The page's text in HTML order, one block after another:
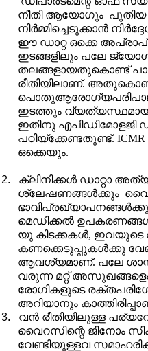
നീതി ആയോഗും പുതിയ
നിർമ്മിച്ചെടുക്കാൻ
ഈ ഡാറ്റ ഒക്കെ
ഇടങ്ങളിലും പലേ
തലങ്ങളായതുകൊണ്ട്
രീതിയിലാണ്.
ഇടത്തും
ഇതിനു എപിഡിമോളജി
പഠിയ്ക്കേണ്ടതുണ്ട്. ICMR
ഒക്കെയും.
2.
ക്ലിനിക്കൾ ഡാറ്റാ
ശ്ലേഷണങ്ങൾക്കും
മെഡിക്കൽ
യു കിടക്കകൾ, ഇവയുടെ
കണക്കെടുപ്പുകൾക്കു
ആവശ്യമാണ്. പലേ
വരുന്ന മറ്റ്
രോഗികളുടെ
അറിയാനും
3.
വൻ രീതിയിലുള്ള
വൈറസിന്റെ ജീനോം
വേണ്ടിയുള്ളവ